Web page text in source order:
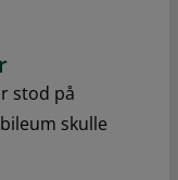
stod på
skulle